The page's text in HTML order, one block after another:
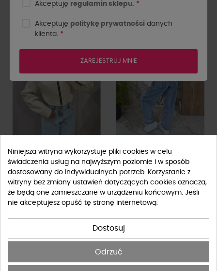
NOWOŚĆ
Ramoneska krótka La Milla
śmietankowa
Trencz krótki sztruksowy By o
la la...! śmietanowy
199,00 zł 409,00 zł
-210 zł -249 zł
Akceptuję regulamin sklepu. *
Akceptuję politykę prywatności danych
klienta. *
ZAREJESTRUJ MNIE
Niniejsza witryna wykorzystuje pliki cookies w celu
świadczenia usług na najwyższym poziomie i w sposób
dostosowany do indywidualnych potrzeb. Korzystanie z
witryny bez zmiany ustawień dotyczących cookies oznacza,
że będą one zamieszczane w urządzeniu końcowym. Jeśli
nie akceptujesz opuść tę stronę internetową.
Dostosuj
Odrzuć
FILTRUJ